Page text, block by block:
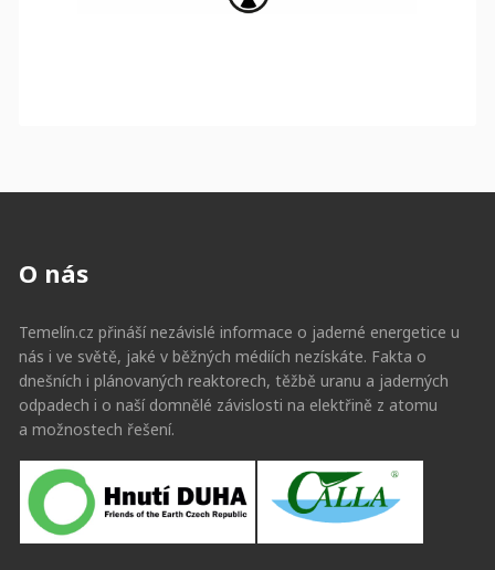
O nás
Temelín.cz přináší nezávislé informace o jaderné energetice u
nás i ve světě, jaké v běžných médiích nezískáte. Fakta o
dnešních i plánovaných reaktorech, těžbě uranu a jaderných
odpadech i o naší domnělé závislosti na elektřině z atomu
a možnostech řešení.